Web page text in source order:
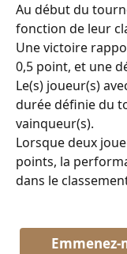
Au début du
fonction de leur
Une victoire
0,5 point, et une
Le(s) joueur(s)
durée définie du
vainqueur(s).
Lorsque deux
points, la
dans le